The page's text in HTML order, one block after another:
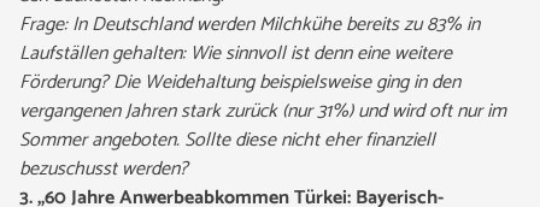
Frage: In Deutschland werden Milchkühe bereits zu 83% in
Laufställen gehalten: Wie sinnvoll ist denn eine weitere
Förderung? Die Weidehaltung beispielsweise ging in den
vergangenen Jahren stark zurück (nur 31%) und wird oft nur im
Sommer angeboten. Sollte diese nicht eher finanziell
bezuschusst werden?
3. „60 Jahre Anwerbeabkommen Türkei: Bayerisch-